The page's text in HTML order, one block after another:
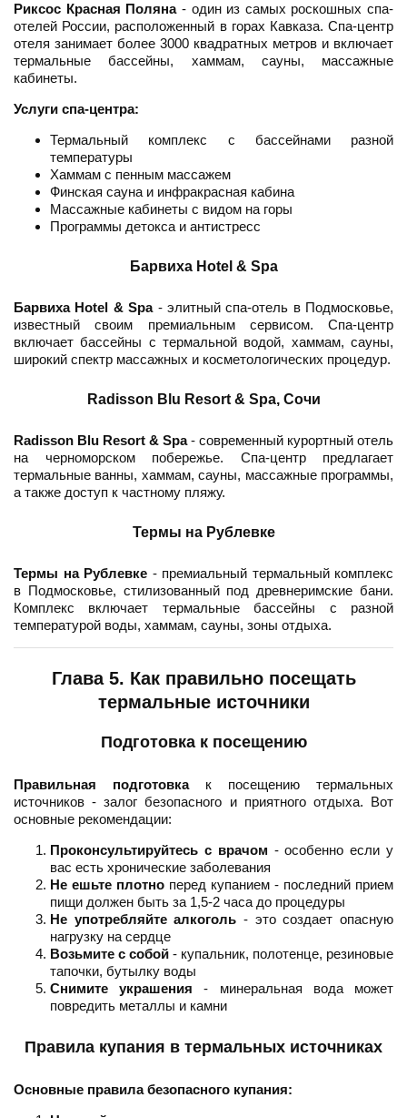
Риксос Красная Поляна- один из самых роскошных спа-
отелей России, расположенный в горах Кавказа. Спа-центр
отеля занимает более 3000 квадратных метров и включает
термальные бассейны, хаммам, сауны, массажные
кабинеты.
Услуги спа-центра:
Термальный комплекс с бассейнами разной
температуры
Хаммам с пенным массажем
Финская сауна и инфракрасная кабина
Массажные кабинеты с видом на горы
Программы детокса и антистресс
Барвиха Hotel & Spa
Барвиха Hotel & Spa- элитный спа-отель в Подмосковье,
известный своим премиальным сервисом. Спа-центр
включает бассейны с термальной водой, хаммам, сауны,
широкий спектр массажных и косметологических процедур.
Radisson Blu Resort & Spa, Сочи
Radisson Blu Resort & Spa- современный курортный отель
на черноморском побережье. Спа-центр предлагает
термальные ванны, хаммам, сауны, массажные программы,
а также доступ к частному пляжу.
Термы на Рублевке
Термы на Рублевке - премиальный термальный комплекс
в Подмосковье, стилизованный под древнеримские бани.
Комплекс включает термальные бассейны с разной
температурой воды, хаммам, сауны, зоны отдыха.
Глава 5. Как правильно посещать
термальные источники
Подготовка к посещению
Правильная подготовкак посещению термальных
источников - залог безопасного и приятного отдыха. Вот
основные рекомендации:
Проконсультируйтесь с врачом - особенно если у
вас есть хронические заболевания
Не ешьте плотно перед купанием - последний прием
пищи должен быть за 1,5-2 часа до процедуры
Не употребляйте алкоголь - это создает опасную
нагрузку на сердце
Возьмите с собой - купальник, полотенце, резиновые
тапочки, бутылку воды
Снимите украшения - минеральная вода может
повредить металлы и камни
Правила купания в термальных источниках
Основные правила безопасного купания: